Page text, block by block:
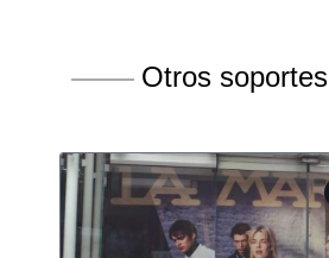
Otros soportes